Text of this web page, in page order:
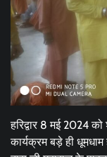
हरिद्वार 8 मई 2024 को
कार्यक्रम बड़े ही